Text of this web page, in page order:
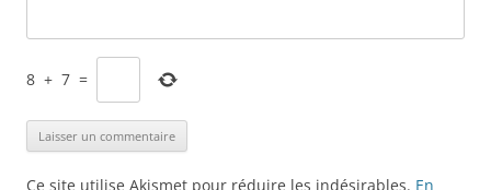
8 + 7 =
Ce site utilise Akismet pour réduire les indésirables. En